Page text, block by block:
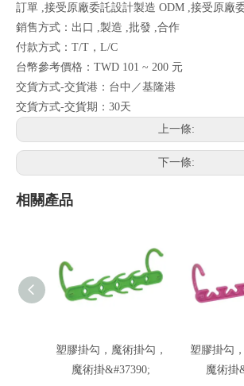
訂單 ,接受原廠委託設計製造 ODM ,接受原廠
銷售方式：出口 ,製造 ,批發 ,合作
付款方式：T/T，L/C
台幣參考價格：TWD 101 ~ 200 元
交貨方式-交貨港：台中／基隆港
交貨方式-交貨期：30天
上一條:
下一條:
相關產品
塑膠掛勾，魔術掛勾，
魔術掛&#37390;
塑膠掛勾
魔術掛